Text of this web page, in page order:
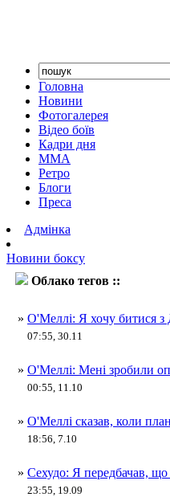
Головна
Новини
Фотогалерея
Відео боїв
Кадри дня
ММА
Ретро
Блоги
Преса
Адмінка
Новини боксу
Облако тегов ::
» О'Меллі: Я хочу битися з
07:55, 30.11
» О'Меллі: Мені зробили
00:55, 11.10
» О'Меллі сказав, коли
18:56, 7.10
» Сехудо: Я передбачав,
23:55, 19.09